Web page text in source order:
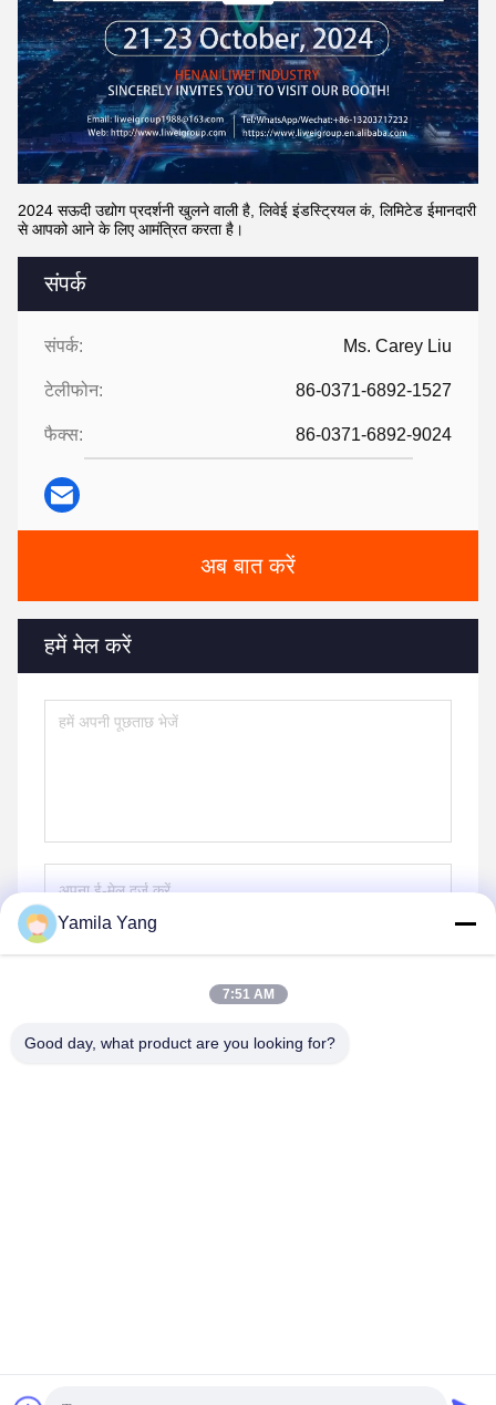
संपर्क
संपर्क: Ms. Carey Liu
टेलीफोन: 86-0371-6892-1527
फैक्स: 86-0371-6892-9024
अब बात करें
हमें मेल करें
भेजना
2024 सऊदी उद्योग प्रदर्शनी खुलने वाली है, लिवेई इंडस्ट्रियल कं, लिमिटेड ईमानदारी
से आपको आने के लिए आमंत्रित करता है।
2024-2026 Henan Liwei Industry Co., Ltd. सभी अधिकार सुरक्षित
Yamila Yang
7:51 AM
Good day, what product are you looking for?